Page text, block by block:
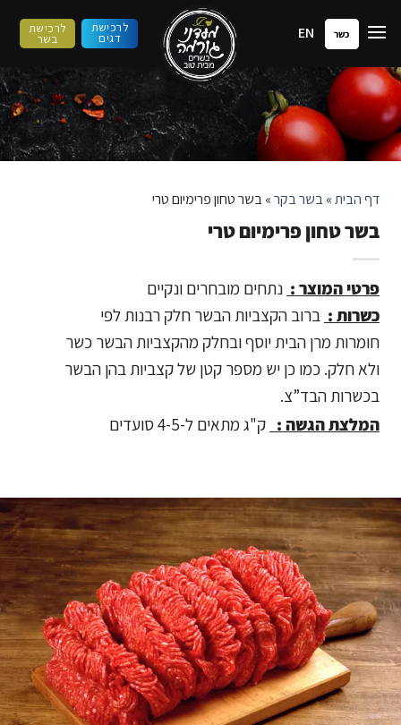
לתוכן
כשר EN לרכישת
דגים
לרכישת
בשר
דף הבית»בשר בקר»בשר טחון פרימיום טרי
בשר טחון פרימיום טרי
פרטי המוצר : נתחים מובחרים ונקיים
כשרות : ברוב הקצביות הבשר חלק רבנות לפי
חומרות מרן הבית יוסף ובחלק מהקצביות הבשר כשר
ולא חלק. כמו כן יש מספר קטן של קצביות בהן הבשר
בכשרות הבד”צ.
המלצת הגשה : ק"ג מתאים ל-4-5 סועדים